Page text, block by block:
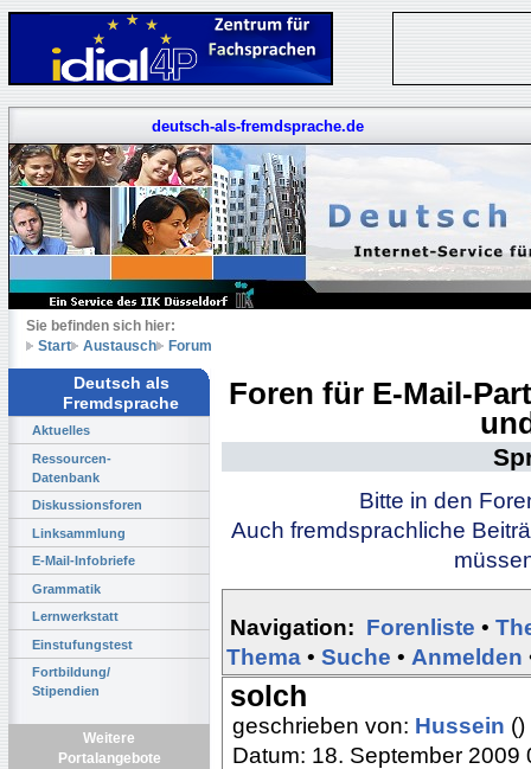
deutsch-als-fremdsprache.de
Sie befinden sich hier:
Start
Austausch Forum
Deutsch als
Fremdsprache
Aktuelles
Ressourcen-
Datenbank
Diskussionsforen
Linksammlung
E-Mail-Infobriefe
Grammatik
Lernwerkstatt
Einstufungstest
Fortbildung/
Stipendien
Weitere
Portalangebote
Foren für E-Mail-
Bitte in den
Auch fremdsprachliche
Navigation: Forenliste •
Thema • Suche • Anmelden
solch
geschrieben von: Hussein ()
Datum: 18. September 2009